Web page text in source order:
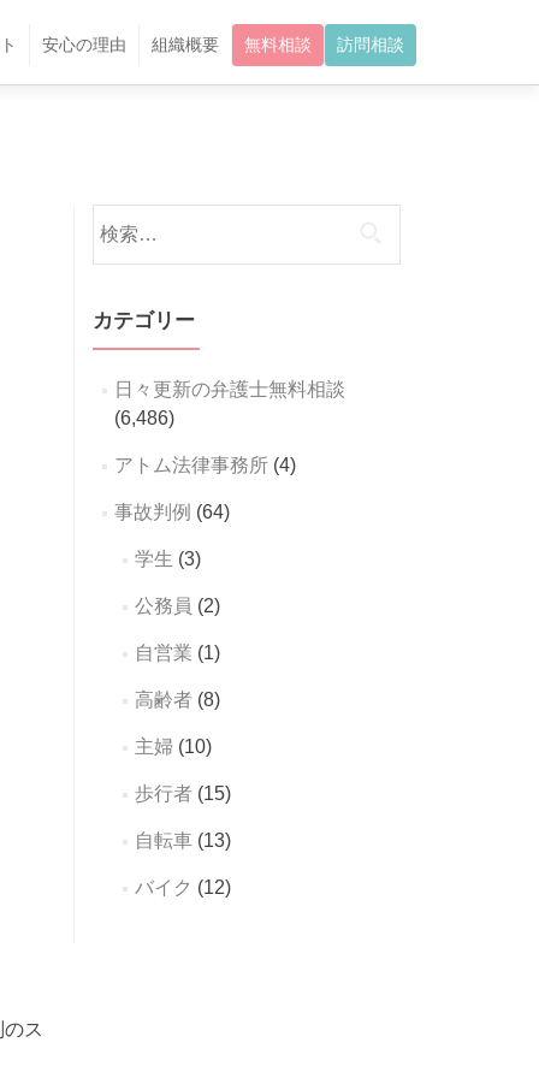
安心の理由 組織概要 無料相談 訪問相談
ス
索:
カテゴリー
日々更新の弁護士無料相談
(6,486)
アトム法律事務所(4)
事故判例 (64)
学生 (3)
公務員 (2)
自営業 (1)
高齢者(8)
主婦(10)
歩行者(15)
自転車(13)
バイク (12)